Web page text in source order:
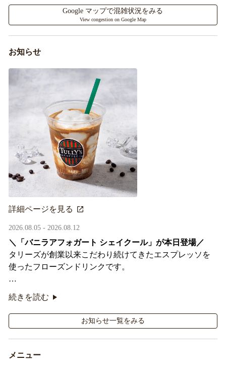
Google マップで混雑状況をみる
View congestion on Google Map
お知らせ
詳細ページを見る
2026.08.05 - 2026.08.12
＼「バニラアフォガート シェイクール」が本日登場／
タリーズが創業以来こだわり続けてきたエスプレッソを
使ったフローズンドリンクです。
オリジナルシールがその場で当たるキャンペーンも実
施！
続きを読む
お知らせ一覧をみる
メニュー